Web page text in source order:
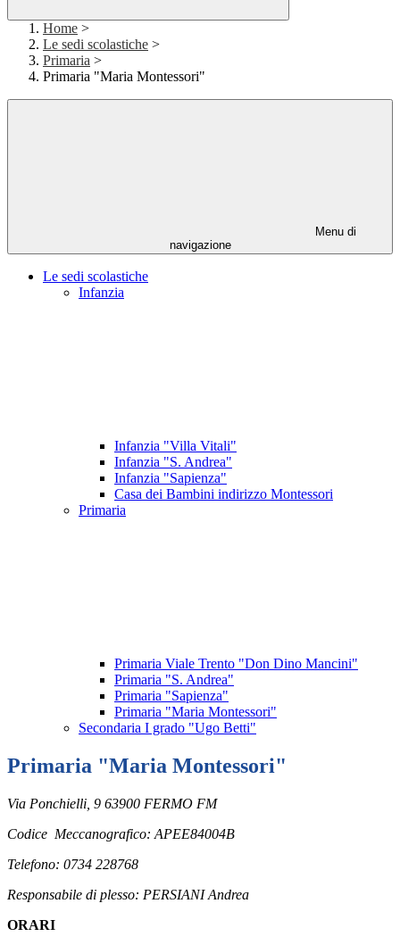
Home >
Le sedi scolastiche >
Primaria >
Primaria "Maria Montessori"
Menu di
navigazione
Le sedi scolastiche
Infanzia
Infanzia "Villa Vitali"
Infanzia "S. Andrea"
Infanzia "Sapienza"
Casa dei Bambini indirizzo Montessori
Primaria
Primaria Viale Trento "Don Dino Mancini"
Primaria "S. Andrea"
Primaria "Sapienza"
Primaria "Maria Montessori"
Secondaria I grado "Ugo Betti"
Primaria "Maria Montessori"
Via Ponchielli, 9 63900 FERMO FM
Codice Meccanografico: APEE84004B
Telefono: 0734 228768
Responsabile di plesso: PERSIANI Andrea
ORARI